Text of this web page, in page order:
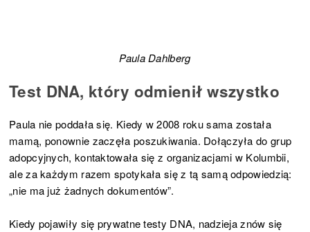
Paula Dahlberg
Test DNA, który odmienił wszystko
Paula nie poddała się. Kiedy w 2008 roku sama została
mamą, ponownie zaczęła poszukiwania. Dołączyła do grup
adopcyjnych, kontaktowała się z organizacjami w Kolumbii,
ale za każdym razem spotykała się z tą samą odpowiedzią:
„nie ma już żadnych dokumentów”.
Kiedy pojawiły się prywatne testy DNA, nadzieja znów się